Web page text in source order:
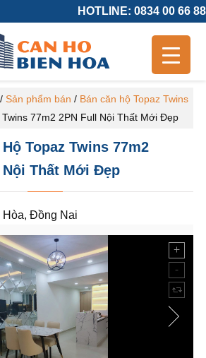
HOTLINE: 0834 00 66 88
/ Sản phẩm bán / Bán căn hộ Topaz Twins
Twins 77m2 2PN Full Nội Thất Mới Đẹp
Topaz Twins 77m2
Nội Thất Mới Đẹp
Đồng Nai